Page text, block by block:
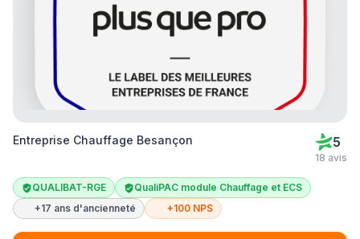
Entreprise Chauffage Besançon 5
18 avis
QUALIBAT-RGE
QualiPAC module Chauffage et ECS
+17 ans d'ancienneté
+100 NPS